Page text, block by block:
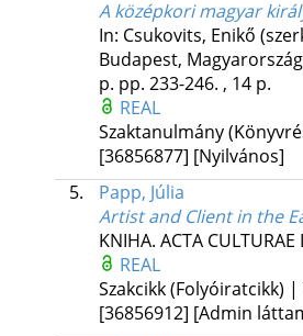
A középkori magyar
In: Csukovits, Enikő
Budapest,
p. pp. 233-246. , 14 p.
REAL
Szaktanulmány
[36856877] [Nyilvános]
5.
Papp, Júlia
Artist and Client in the
KNIHA. ACTA CULTURAE
REAL
Szakcikk (Folyóiratcikk)
[36856912] [Admin